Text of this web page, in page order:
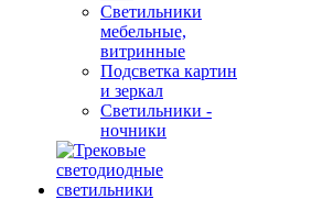
Светильники
мебельные,
витринные
Подсветка картин
и зеркал
Светильники -
ночники